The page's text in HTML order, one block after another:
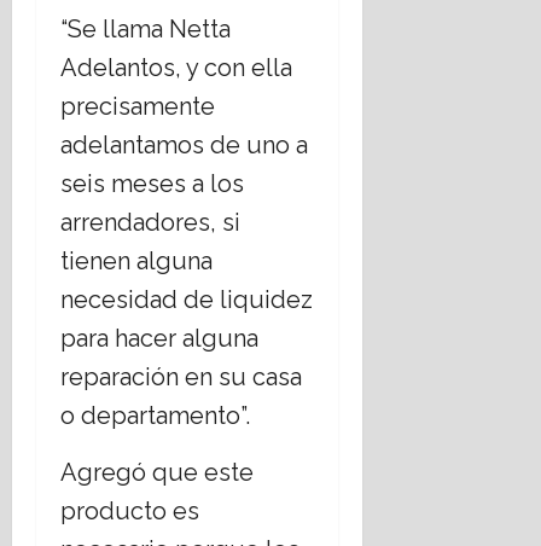
“Se llama Netta
Adelantos, y con ella
precisamente
adelantamos de uno a
seis meses a los
arrendadores, si
tienen alguna
necesidad de liquidez
para hacer alguna
reparación en su casa
o departamento”.
Agregó que este
producto es